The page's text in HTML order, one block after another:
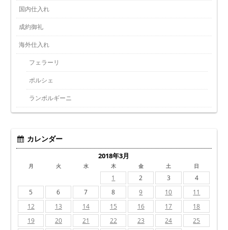
国内仕入れ
成約御礼
海外仕入れ
フェラーリ
ポルシェ
ランボルギーニ
カレンダー
2018年3月
月 火 水 木 金 土 日
1 2 3
4
5
6 7 8 9 10
11
12
13 14 15 16 17
18
19
20 21 22 23 24
25